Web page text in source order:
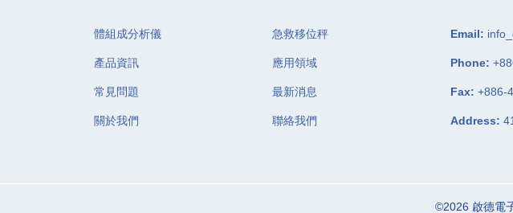
體組成分析儀 急救移位秤
產品資訊 應用領域
常見問題 最新消息
關於我們 聯絡我們
Email:
Phone:
Fax: +886-
Address:
©2026 啟德電